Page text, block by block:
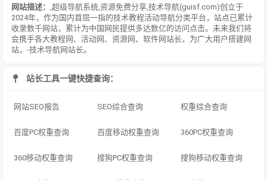
网站描述：
,超级导航系统,资源免费分享,技术导航(guisf.com)创立于
2024年，作为国内首屈一指的技术教程活动导航分类平台，站点已累计
收录数千网站，累计为中国网民提供多达数亿的访问点击。未来我们将
会携手各大教程网、活动网、资源网、软件网站长，为广大用户搭建网
站，-技术导航网站长。
站长工具一键快捷查询：
网站SEO报告 SEO综合查询 权重综合查询
百度PC权重查询 百度移动权重查询 360PC权重查询
360移动权重查询 搜狗PC权重查询 搜狗移动权重查询